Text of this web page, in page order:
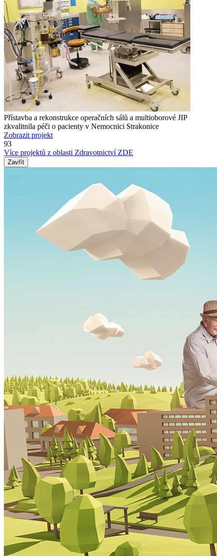
Přístavba a rekonstrukce operačních sálů a multioborové JIP
zkvalitnila péči o pacienty v Nemocnici Strakonice
Zobrazit projekt
93
Více projektů z oblasti Zdravotnictví ZDE
Zavřít